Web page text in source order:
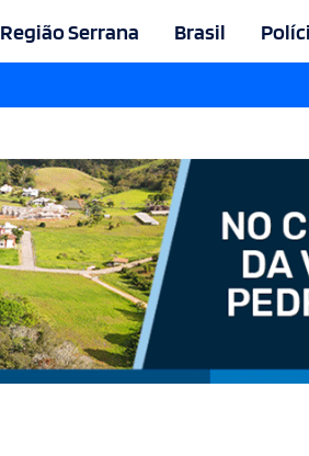
Região Serrana Brasil